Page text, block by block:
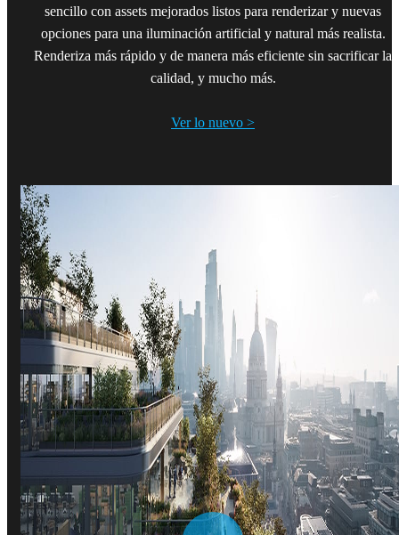
sencillo con assets mejorados listos para renderizar y nuevas
opciones para una iluminación artificial y natural más realista.
Renderiza más rápido y de manera más eficiente sin sacrificar la
calidad, y mucho más.
Ver lo nuevo >